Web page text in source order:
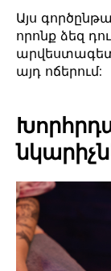
Այս
որոնք ձեզ
այդ ոճերում: